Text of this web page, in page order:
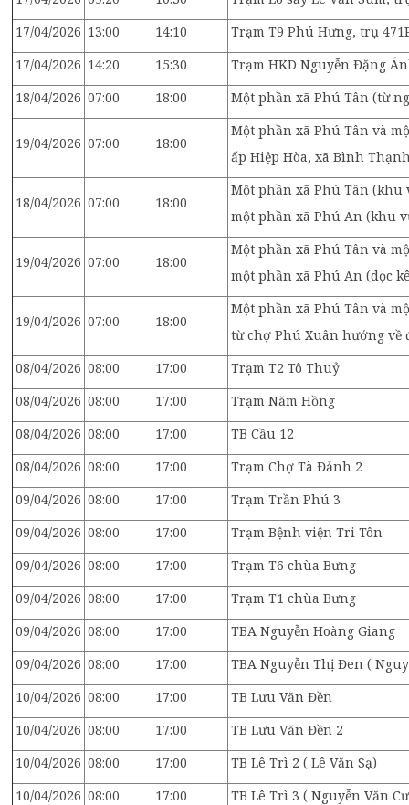
17/04/2026 13:00 14:10
Trạm T9 Phú Hưng, trụ
17/04/2026 14:20 15:30
Trạm HKD Nguyễn Đặng
18/04/2026 07:00 18:00 Một phần xã Phú Tân (từ
19/04/2026 07:00 18:00
Một phần xã Phú Tân và
ấp Hiệp Hòa, xã Bình
18/04/2026 07:00 18:00
Một phần xã Phú Tân (khu
một phần xã Phú An (khu
19/04/2026 07:00 18:00
Một phần xã Phú Tân và
một phần xã Phú An (dọc
19/04/2026 07:00 18:00
Một phần xã Phú Tân và
từ chợ Phú Xuân hướng về
08/04/2026 08:00 17:00
Trạm T2 Tô Thuỷ
08/04/2026 08:00 17:00
Trạm Năm Hồng
08/04/2026 08:00 17:00
TB Cầu 12
08/04/2026 08:00 17:00
Trạm Chợ Tà Đảnh 2
09/04/2026 08:00 17:00
Trạm Trần Phú 3
09/04/2026 08:00 17:00
Trạm Bệnh viện Tri Tôn
09/04/2026 08:00 17:00
Trạm T6 chùa Bưng
09/04/2026 08:00 17:00
Trạm T1 chùa Bưng
09/04/2026 08:00 17:00
TBA Nguyễn Hoàng Giang
09/04/2026 08:00 17:00
TBA Nguyễn Thị Đen (
10/04/2026 08:00 17:00
TB Lưu Văn Đền
10/04/2026 08:00 17:00
TB Lưu Văn Đền 2
10/04/2026 08:00 17:00
TB Lê Trì 2 ( Lê Văn Sạ)
10/04/2026 08:00 17:00
TB Lê Trì 3 ( Nguyễn Văn